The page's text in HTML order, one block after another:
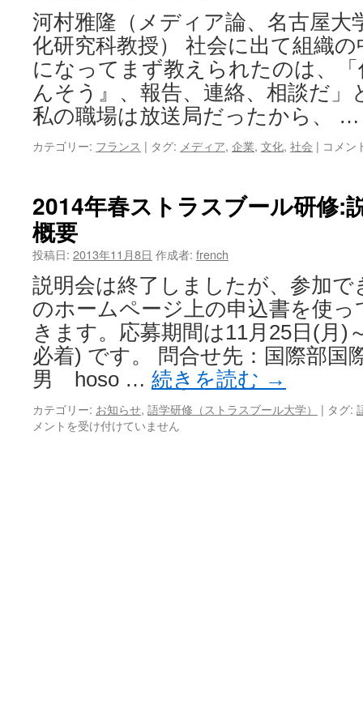
河村雅隆（メディア論、名古屋大
化研究科教授） 社会に出て組織
になってまず教えられたのは、
んそう』、報告、連絡、相談だ
私の職場は放送局だったから、
カテゴリー: フランス | タグ: メディア, 企業, 文化, 社会 | コメン
2014年春ストラスブール研修:
概要
投稿日: 2013年11月8日 作成者: french
説明会は終了しましたが、参加
のホームページ上の申込書を使
きます。応募期間は11月25日(月)
必着) です。 問合せ先：国際部
男 hoso … 続きを読む →
カテゴリー: お知らせ, 語学研修（ストラスブール大学） | タグ:
メントを受け付けていません